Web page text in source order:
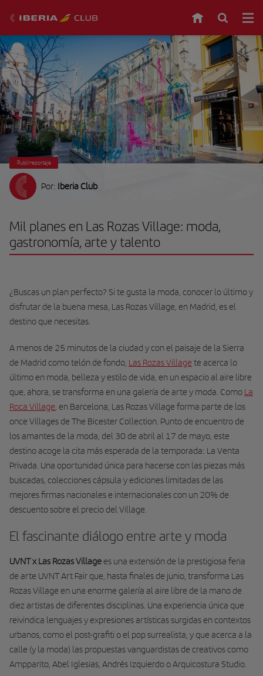
Publirreportaje
Por: Iberia Club
Mil planes en Las Rozas Village: moda,
gastronomía, arte y talento
¿Buscas un plan perfecto? Si te gusta la moda, conocer lo último y
disfrutar de la buena mesa, ​Las Rozas Village, en Madrid, es el
destino que necesitas. ​
A menos de 25 minutos de la ciudad y con el paisaje de la Sierra
de Madrid como telón de fondo, Las Rozas Village te acerca lo
último en moda, belleza y estilo de vida, en un espacio al aire libre
que, ahora, se transforma en una galería de arte y moda. Como La
Roca Village , en Barcelona, Las Rozas Village forma parte de los
once Villages de The Bicester Collection. Punto de encuentro de
los amantes de la moda, del 30 de abril al 17 de mayo, este
destino acoge la cita más esperada de la temporada: La Venta
Privada. Una oportunidad única para hacerse con las piezas más
buscadas, colecciones cápsula y ediciones limitadas de las
mejores firmas nacionales e internacionales con un 20% de
descuento sobre el precio del Village.
El fascinante diálogo entre arte y moda
UVNT x Las Rozas Villagees una extensión de la prestigiosa feria
de arte UVNT Art Fair que, hasta finales de junio, transforma Las
Rozas Village en una enorme galería al aire libre de la mano de
diez artistas de diferentes disciplinas. Una experiencia única que
reivindica lenguajes y expresiones artísticas surgidas en contextos
urbanos, como el post-grafiti o el pop surrealista, y que acerca a la
calle (y la moda) las propuestas vanguardistas de creativos como
Ampparito, Abel Iglesias, Andrés Izquierdo o Arquicostura Studio.